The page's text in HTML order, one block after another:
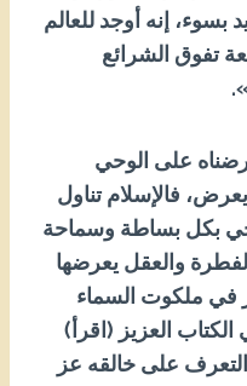
إنه أوجد للعالم
تفوق الشرائع
على الوحي
فالإسلام تناول
بكل بساطة وسماحة
والعقل يعرضها
في ملكوت السماء
العزيز (اقرأ)
على خالقه عز